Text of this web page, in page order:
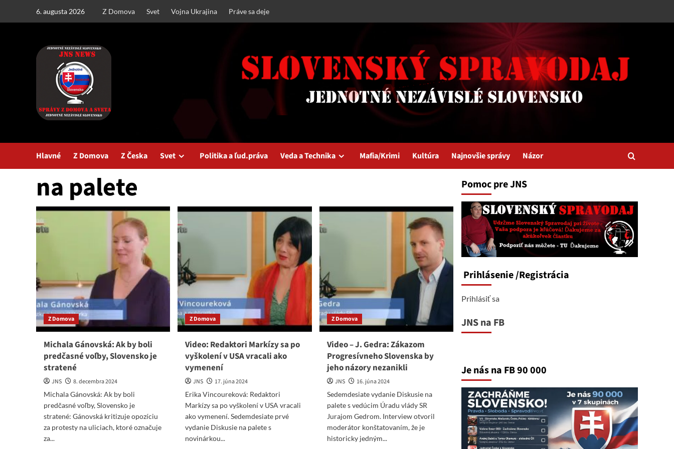
6. augusta 2026 Z Domova Svet Vojna Ukrajina Práve sa deje
Hlavné Z Domova Z Česka Svet Politika a ľud.práva Veda a Technika Mafia/Krimi Kultúra Najnovšie správy Názor
na palete
Z Domova
Michala Gánovská: Ak by boli
predčasné voľby, Slovensko je
stratené
JNS
8. decembra 2024
Michala Gánovská: Ak by boli
predčasné voľby, Slovensko je
stratené: Gánovská kritizuje opozíciu
za protesty na uliciach, ktoré označuje
za...
Z Domova
Video: Redaktori Markízy sa po
vyškolení v USA vracali ako
vymenení
JNS
17. júna 2024
Erika Vincoureková: Redaktori
Markízy sa po vyškolení v USA vracali
ako vymenení. Sedemdesiate prvé
vydanie Diskusie na palete s
novinárkou...
Z Domova
Video – J. Gedra: Zákazom
Progresívneho Slovenska by
jeho názory nezanikli
JNS
16. júna 2024
Sedemdesiate vydanie Diskusie na
palete s vedúcim Úradu vlády SR
Jurajom Gedrom. Interview otvoril
moderátor konštatovaním, že je
historicky jedným...
Pomoc pre JNS
Prihlásenie/Registrácia
Prihlásiť sa
JNS na FB
Je nás na FB 90 000